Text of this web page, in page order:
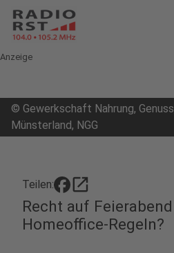
Anzeige
© Gewerkschaft Nahrung,
Münsterland, NGG
Teilen: open_in_new
Recht auf
Homeoffice-Regeln?